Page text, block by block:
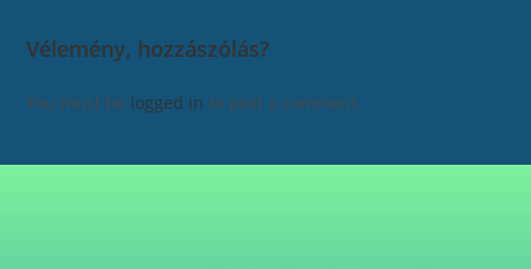
Vélemény, hozzászólás?
You must be logged in to post a comment.